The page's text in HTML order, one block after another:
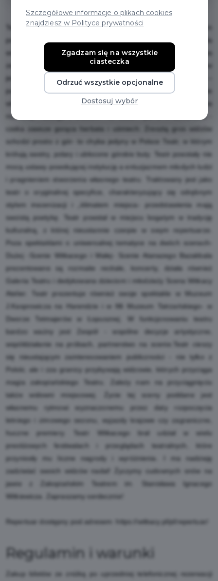
Teatr imienia Stanisława Ignacego Witkiewicza w Zakopanem
wszystkich ludzi odczuwających wciąż żywą potrzebę obcowania
ze sztuką. To, co wyróżnia Teatr Witkacego, a dla jego twórców
jest najważniejsze - to bliski kontakt, spotkanie aktora z widzem –
publiczność traktowana jest jak mile oczekiwani i serdecznie
witani Goście, a każde przedstawienie to próba nawiązania
rozmowy - dialogu z widzami. Na Gości - jak to w schronisku -
czeka zawsze gorąca herbata i uśmiech. Zresztą gros widzów
schodzi prosto z gór- to chyba jedyny w Polsce Teatr, w którym
królują swetry, polary i ubłocone górskie buty. Teatr powstały nie
mocą ustawy powołującej instytucję a entuzjazmem młodych ludzi
i pragnieniem stworzenia własnego teatru. Traktowany jest jako
teatr o oryginalnej specyfice, charakteryzujący się odrębnym
stylem inscenizacji i „klimatem miejsca- przedstawienia mają
swoistą poetykę. Teatr powstał w miejscu bogatym w tradycję
kulturalną, z której nieustannie czerpie w swym repertuarze.
Poza spektaklami o uniwersalnej tematyce na dwóch scenach-
Dużej -Scenie Witkacego i Małej- Scenie Atanazego Bazakbala
prezentowane są rozmaite recitale, koncerty, działa również
Galeria Teatru i dedykowana dzieciom i młodzieży Scena Witkacy
Atelier. Teatr prezentuje również swoje spektakle w Muzeum
J.Kasprowicza na Harendzie i w filli Muzeum Tatrzańskiego- w
Dworze Tetmajerów w Łopusznej. W funkcjonowaniu teatru
bardzo ważny jest Zespół - wspólne decyzje artystyczne,
współdziałanie na próbach, partnerstwo na scenie.Teatr cieszy
się nieustającym zainteresowaniem publiczności - nie tylko z
Polski, ale i zza granicy przybywają widzowie, których przyciąga
magia zakopiańskiego Teatru. Zależy nam na przyciągnięciu
także widowni miejscowej. Życie tej sceny poddane jest
własnemu rytmowi wyznaczonemu przez daty rozpoczęcia
letniego i zimowego sezonu, wyjazdy krajowe czy zagraniczne,
huczne premiery. Teatr Witkacego brał udział w wielu
prestiżowych festiwalach i przeglądach teatralnych, które
przyniosły mu liczne nagrody i wyróżnienia. I ma nadzieję
zadziwiać swoich widzów nadal! Życzymy cudownych snów na
jawie z Zakopiańskim Teatrem im. Stanisława Ignacego
Witkiewicza. Zapraszamy serdecznie!
Repertuar dostępny pod adresem: https://witkacy.pl/pl/repertuar/
Regulamin i warunki
Zakup biletów ze zniżką po uprzedniej telefonicznej rezerwacji
Szczegółowe informacje o plikach cookies
znajdziesz w Polityce prywatności
Zgadzam się na wszystkie
ciasteczka
Odrzuć wszystkie opcjonalne
Dostosuj wybór